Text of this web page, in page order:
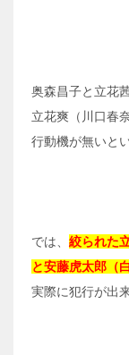
奥森昌子と立花
立花爽（川口春
行動機が無いと
では、 絞られた
と安藤虎太郎（
実際に犯行が出